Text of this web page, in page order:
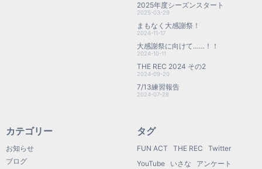
2025年度シーズンスタート
2025-03-29
まもなく大感謝祭！
2024-11-17
大感謝祭に向けて……！！
2024-10-11
THE REC 2024 その2
2024-09-20
7/13練習報告
2024-07-28
カテゴリー
お知らせ
ブログ
タグ
FUN ACT THE REC
Twitter
YouTube
いさな
アンケート